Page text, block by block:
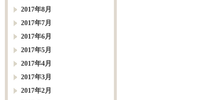
2017年8月
2017年7月
2017年6月
2017年5月
2017年4月
2017年3月
2017年2月